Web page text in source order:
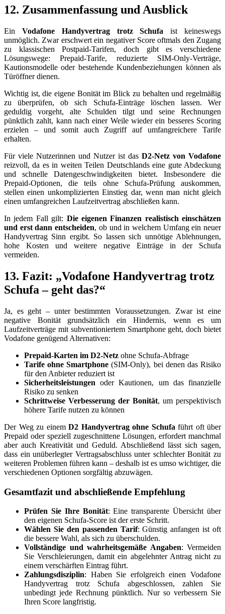
12. Zusammenfassung und Ausblick
Ein Vodafone Handyvertrag trotz Schufa ist keineswegs
unmöglich. Zwar erschwert ein negativer Score oftmals den Zugang
zu klassischen Postpaid-Tarifen, doch gibt es verschiedene
Lösungswege: Prepaid-Tarife, reduzierte SIM-Only-Verträge,
Kautionsmodelle oder bestehende Kundenbeziehungen können als
Türöffner dienen.
Wichtig ist, die eigene Bonität im Blick zu behalten und regelmäßig
zu überprüfen, ob sich Schufa-Einträge löschen lassen. Wer
geduldig vorgeht, alte Schulden tilgt und seine Rechnungen
pünktlich zahlt, kann nach einer Weile wieder ein besseres Scoring
erzielen – und somit auch Zugriff auf umfangreichere Tarife
erhalten.
Für viele Nutzerinnen und Nutzer ist das D2-Netz von Vodafone
reizvoll, da es in weiten Teilen Deutschlands eine gute Abdeckung
und schnelle Datengeschwindigkeiten bietet. Insbesondere die
Prepaid-Optionen, die teils ohne Schufa-Prüfung auskommen,
stellen einen unkomplizierten Einstieg dar, wenn man nicht gleich
einen umfangreichen Laufzeitvertrag abschließen kann.
In jedem Fall gilt: Die eigenen Finanzen realistisch einschätzen
und erst dann entscheiden, ob und in welchem Umfang ein neuer
Handyvertrag Sinn ergibt. So lassen sich unnötige Ablehnungen,
hohe Kosten und weitere negative Einträge in der Schufa
vermeiden.
13. Fazit: „Vodafone Handyvertrag trotz
Schufa – geht das?“
Ja, es geht – unter bestimmten Voraussetzungen. Zwar ist eine
negative Bonität grundsätzlich ein Hindernis, wenn es um
Laufzeitverträge mit subventioniertem Smartphone geht, doch bietet
Vodafone genügend Alternativen:
Prepaid-Karten im D2-Netz ohne Schufa-Abfrage
Tarife ohne Smartphone (SIM-Only), bei denen das Risiko
für den Anbieter reduziert ist
Sicherheitsleistungen oder Kautionen, um das finanzielle
Risiko zu senken
Schrittweise Verbesserung der Bonität, um perspektivisch
höhere Tarife nutzen zu können
Der Weg zu einem D2 Handyvertrag ohne Schufa führt oft über
Prepaid oder speziell zugeschnittene Lösungen, erfordert manchmal
aber auch Kreativität und Geduld. Abschließend lässt sich sagen,
dass ein unüberlegter Vertragsabschluss unter schlechter Bonität zu
weiteren Problemen führen kann – deshalb ist es umso wichtiger, die
verschiedenen Optionen sorgfältig abzuwägen.
Gesamtfazit und abschließende Empfehlung
Prüfen Sie Ihre Bonität: Eine transparente Übersicht über
den eigenen Schufa-Score ist der erste Schritt.
Wählen Sie den passenden Tarif: Günstig anfangen ist oft
die bessere Wahl, als sich zu überschulden.
Vollständige und wahrheitsgemäße Angaben: Vermeiden
Sie Verschleierungen, damit ein abgelehnter Antrag nicht zu
einem verschärften Eintrag führt.
Zahlungsdisziplin: Haben Sie erfolgreich einen Vodafone
Handyvertrag trotz Schufa abgeschlossen, zahlen Sie
unbedingt jede Rechnung pünktlich. Nur so verbessern Sie
Ihren Score langfristig.